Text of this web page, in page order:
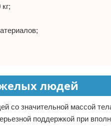
людей
со значительной массой
поддержкой при